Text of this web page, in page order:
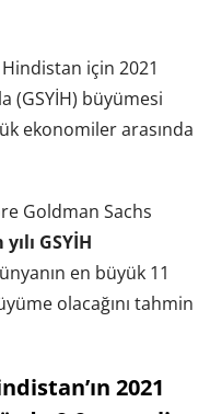
Hindistan için 2021
(GSYİH) büyümesi
ekonomiler arasında
Goldman Sachs
GSYİH
en büyük 11
olacağını tahmin
2021